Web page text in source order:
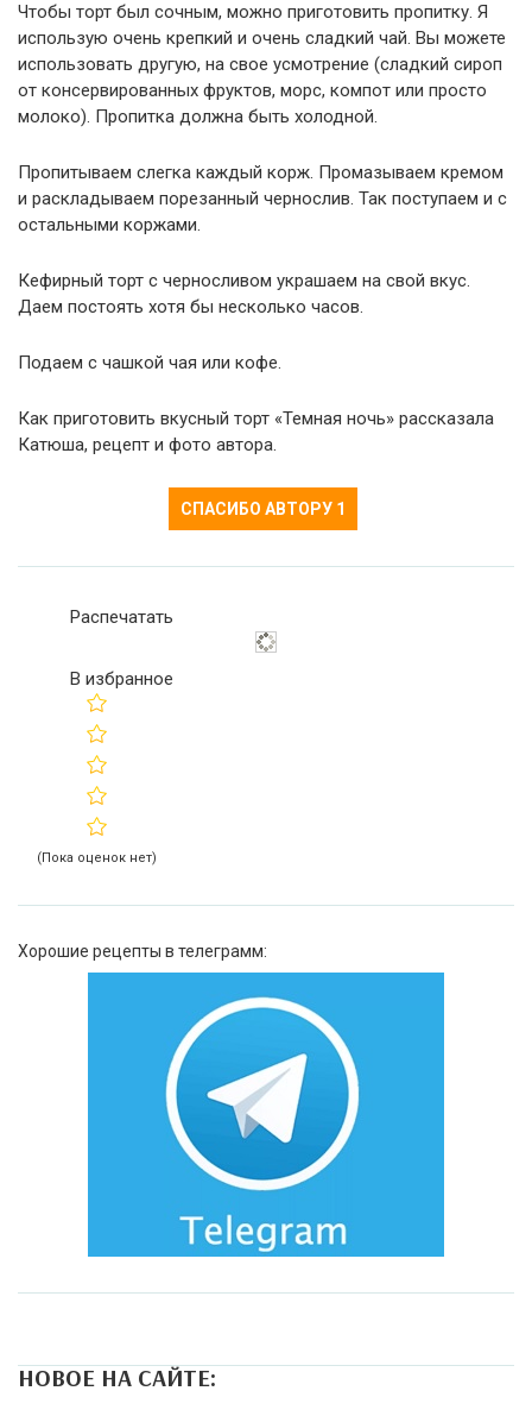
Чтобы торт был сочным, можно приготовить пропитку. Я
использую очень крепкий и очень сладкий чай. Вы можете
использовать другую, на свое усмотрение (сладкий сироп
от консервированных фруктов, морс, компот или просто
молоко). Пропитка должна быть холодной.
Пропитываем слегка каждый корж. Промазываем кремом
и раскладываем порезанный чернослив. Так поступаем и с
остальными коржами.
Кефирный торт с черносливом украшаем на свой вкус.
Даем постоять хотя бы несколько часов.
Подаем с чашкой чая или кофе.
Как приготовить вкусный торт «Темная ночь» рассказала
Катюша, рецепт и фото автора.
СПАСИБО АВТОРУ 1
Распечатать
В избранное
(Пока оценок нет)
Хорошие рецепты в телеграмм:
НОВОЕ НА САЙТЕ: